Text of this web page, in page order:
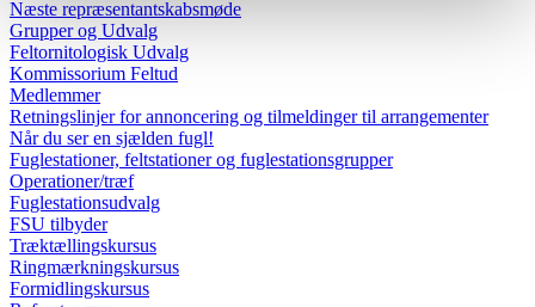
Næste repræsentantskabsmøde
Grupper og Udvalg
Feltornitologisk Udvalg
Kommissorium Feltud
Medlemmer
Retningslinjer for annoncering og tilmeldinger til arrangementer
Når du ser en sjælden fugl!
Fuglestationer, feltstationer og fuglestationsgrupper
Operationer/træf
Fuglestationsudvalg
FSU tilbyder
Træktællingskursus
Ringmærkningskursus
Formidlingskursus